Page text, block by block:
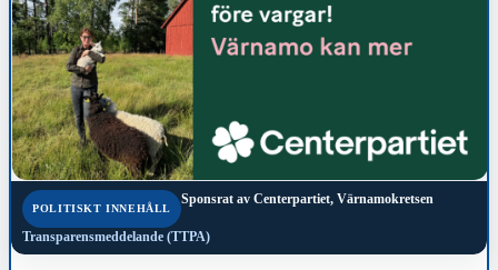
POLITISKT INNEHÅLL
Sponsrat av Centerpartiet, Värnamokretsen
Transparensmeddelande (TTPA)